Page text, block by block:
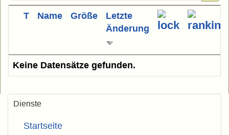
T Name Größe
Letzte
Änderung
Keine Datensätze gefunden.
Dienste
Startseite